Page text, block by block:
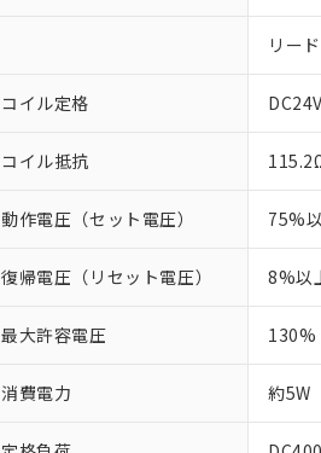
リー
コイル定格
コイル抵抗
動作電圧（セット電圧） 75%
復帰電圧（リセット電圧） 8%以
最大許容電圧
消費電力 約5W
※1 対応状況